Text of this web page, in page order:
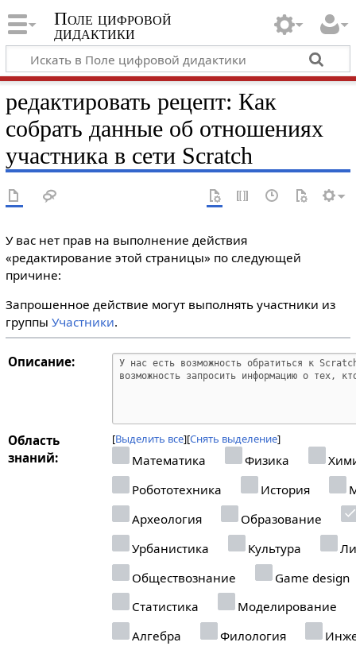
Поле цифровой
дидактики
редактировать рецепт: Как
собрать данные об отношениях
участника в сети Scratch
У вас нет прав на выполнение действия
«редактирование этой страницы» по следующей
причине:
Запрошенное действие могут выполнять участники из
группы Участники.
Описание:
Область
знаний:
Выделить все Снять выделение
Математика Физика
Робототехника
История
Археология
Образование
Урбанистика
Культура
Обществознание
Game design
Статистика
Моделирование
Алгебра
Филология